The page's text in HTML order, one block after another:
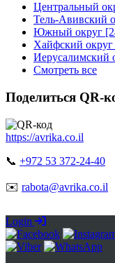
Центральный
Тель-Авивский
Южный округ
Хайфский
Иерусалимский
Смотреть все
Поделиться QR-
https://avrika.co.il
📞 +972 53 372-24-40
✉️ rabota@avrika.co.il
Login